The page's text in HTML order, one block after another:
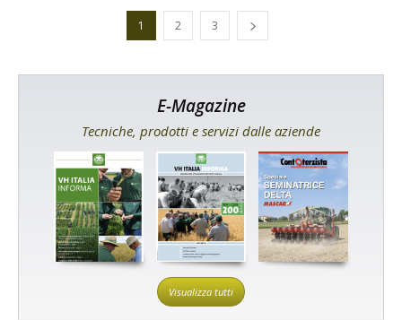
1 2 3
E-Magazine
Tecniche, prodotti e servizi dalle aziende
Visualizza tutti